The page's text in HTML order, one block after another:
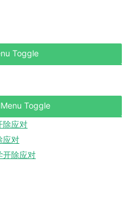
Toggle
Menu Toggle
除应对
应对
开除应对